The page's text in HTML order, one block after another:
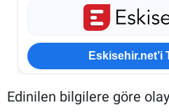
Eskisehir.net’i
Edinilen bilgilere göre